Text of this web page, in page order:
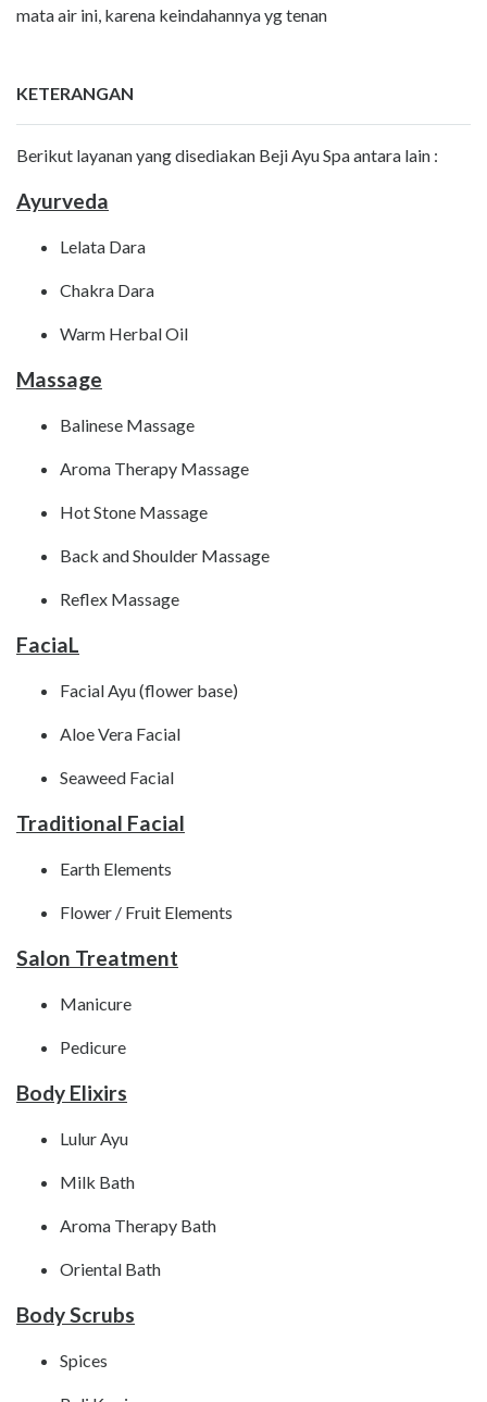
mata air ini, karena keindahannya yg tenan
KETERANGAN
Berikut layanan yang disediakan Beji Ayu Spa antara lain :
Ayurveda
Lelata Dara
Chakra Dara
Warm Herbal Oil
Massage
Balinese Massage
Aroma Therapy Massage
Hot Stone Massage
Back and Shoulder Massage
Reflex Massage
FaciaL
Facial Ayu (flower base)
Aloe Vera Facial
Seaweed Facial
Traditional Facial
Earth Elements
Flower / Fruit Elements
Salon Treatment
Manicure
Pedicure
Body Elixirs
Lulur Ayu
Milk Bath
Aroma Therapy Bath
Oriental Bath
Body Scrubs
Spices